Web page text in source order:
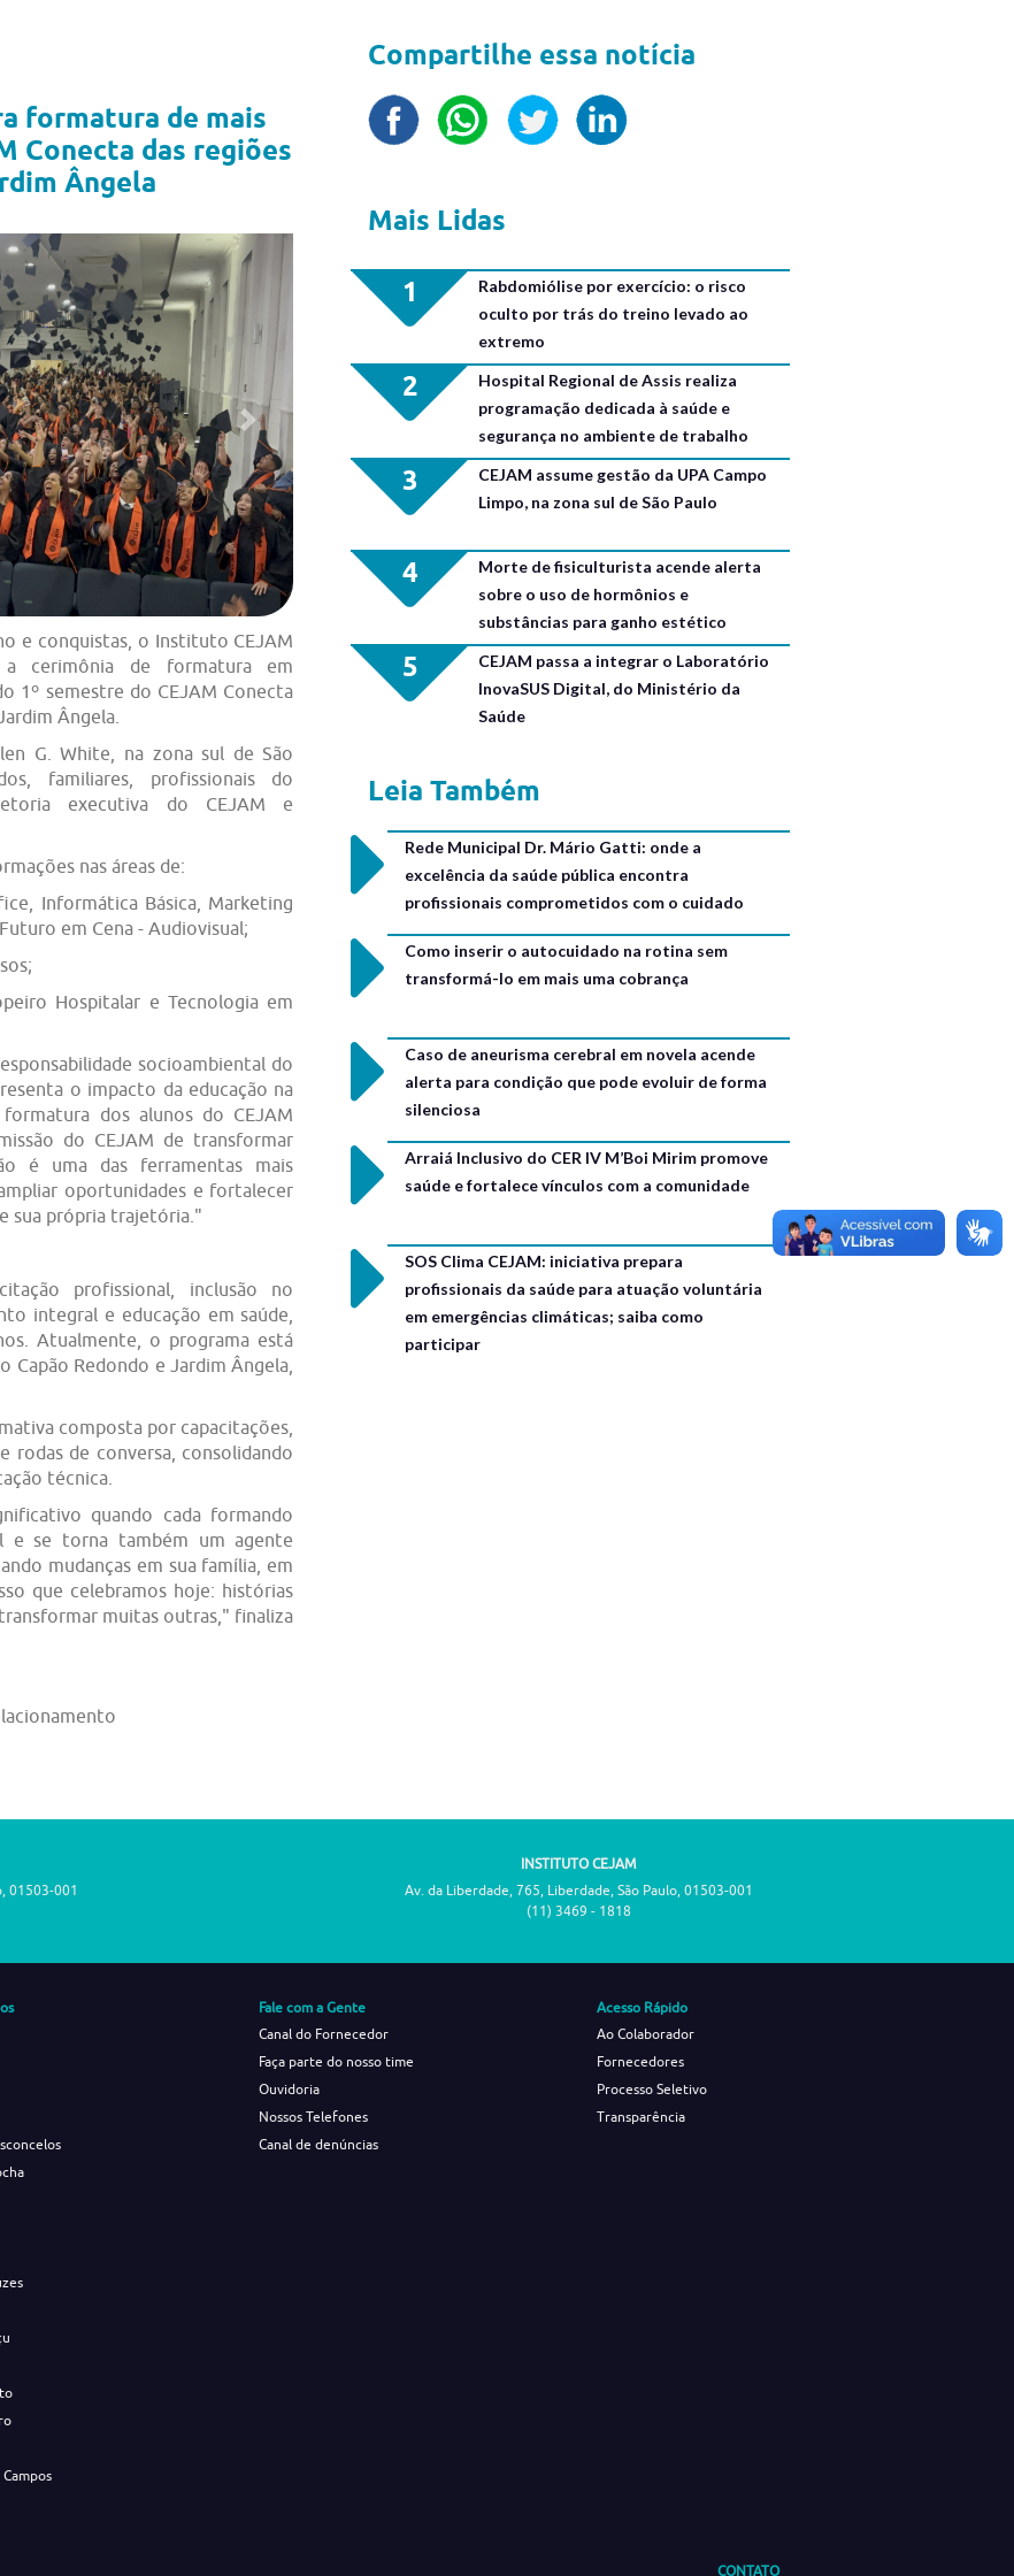
formatura de mais
Conecta das regiões
Ângela
Next
e conquistas, o Instituto CEJAM
cerimônia de formatura em
1º semestre do CEJAM Conecta
Ângela.
G. White, na zona sul de São
familiares, profissionais do
executiva do CEJAM e
nas áreas de:
Informática Básica, Marketing
em Cena - Audiovisual;
Hospitalar e Tecnologia em
socioambiental do
o impacto da educação na
dos alunos do CEJAM
do CEJAM de transformar
é uma das ferramentas mais
oportunidades e fortalecer
sua própria trajetória."
profissional, inclusão no
integral e educação em saúde,
Atualmente, o programa está
Capão Redondo e Jardim Ângela,
composta por capacitações,
rodas de conversa, consolidando
técnica.
quando cada formando
e se torna também um agente
mudanças em sua família, em
que celebramos hoje: histórias
muitas outras," finaliza
Compartilhe essa notícia
Mais Lidas
1
Rabdomiólise por exercício: o risco
oculto por trás do treino levado ao
extremo
2
Hospital Regional de Assis realiza
programação dedicada à saúde e
segurança no ambiente de trabalho
3
CEJAM assume gestão da UPA Campo
Limpo, na zona sul de São Paulo
4
Morte de fisiculturista acende alerta
sobre o uso de hormônios e
substâncias para ganho estético
5
CEJAM passa a integrar o Laboratório
InovaSUS Digital, do Ministério da
Saúde
Leia Também
Rede Municipal Dr. Mário Gatti: onde a
excelência da saúde pública encontra
profissionais comprometidos com o cuidado
Como inserir o autocuidado na rotina sem
transformá-lo em mais uma cobrança
Caso de aneurisma cerebral em novela acende
alerta para condição que pode evoluir de forma
silenciosa
Arraiá Inclusivo do CER IV M’Boi Mirim promove
saúde e fortalece vínculos com a comunidade
SOS Clima CEJAM: iniciativa prepara
profissionais da saúde para atuação voluntária
em emergências climáticas; saiba como
participar
01503-001
INSTITUTO CEJAM
Av. da Liberdade, 765, Liberdade, São Paulo, 01503-001
(11) 3469 - 1818
Fale com a Gente
Canal do Fornecedor
Faça parte do nosso time
Ouvidoria
Nossos Telefones
Canal de denúncias
Acesso Rápido
Ao Colaborador
Fornecedores
Processo Seletivo
Transparência
CONTATO